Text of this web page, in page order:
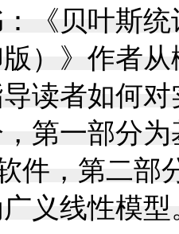
《贝叶斯
）》作者
读者如何
第一部分
件，第二部
义线性模型